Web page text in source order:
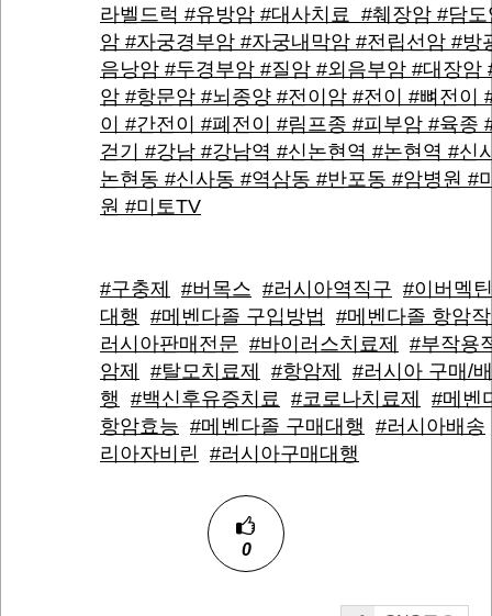
라벨드럭 #유방암 #대사치료 #췌장암 #담도
암 #자궁경부암 #자궁내막암 #전립선암 #방
음낭암 #두경부암 #질암 #외음부암 #대장암
암 #항문암 #뇌종양 #전이암 #전이 #뼈전이
이 #간전이 #폐전이 #림프종 #피부암 #육종
걷기 #강남 #강남역 #신논현역 #논현역 #신
논현동 #신사동 #역삼동 #반포동 #암병원 #
원 #미토TV
#구충제 #버목스 #러시아역직구 #이버멕
대행 #메벤다졸 구입방법
#메벤다졸 항암
러시아판매전문 #바이러스치료제
#부작용
암제
#탈모치료제 #항암제
#러시아 구매/
행 #백신후유증치료 #코로나치료제
#메벤
항암효능 #메벤다졸 구매대행 #러시아배송
리아자비린 #러시아구매대행
0